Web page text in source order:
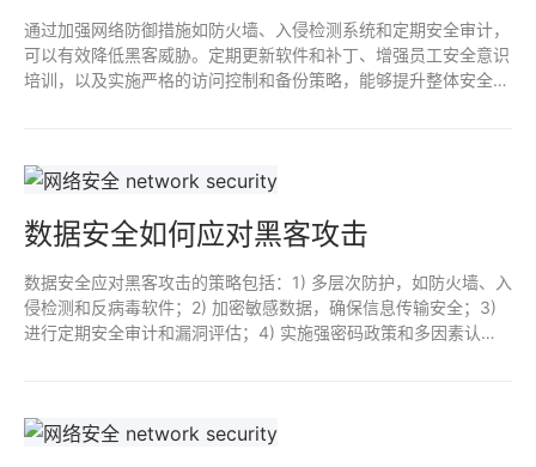
通过加强网络防御措施如防火墙、入侵检测系统和定期安全审计，
可以有效降低黑客威胁。定期更新软件和补丁、增强员工安全意识
培训，以及实施严格的访问控制和备份策略，能够提升整体安全水
数据安全如何应对黑客攻击
数据安全应对黑客攻击的策略包括：1) 多层次防护，如防火墙、入
侵检测和反病毒软件；2) 加密敏感数据，确保信息传输安全；3)
进行定期安全审计和漏洞评估；4) 实施强密码政策和多因素认